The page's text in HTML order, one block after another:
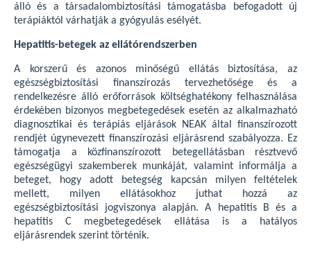
álló és a társadalombiztosítási támogatásba befogadott új
terápiáktól várhatják a gyógyulás esélyét.
Hepatitis-betegek az ellátórendszerben
A korszerű és azonos minőségű ellátás biztosítása, az
egészségbiztosítási finanszírozás tervezhetősége és a
rendelkezésre álló erőforrások költséghatékony felhasználása
érdekében bizonyos megbetegedések esetén az alkalmazható
diagnosztikai és terápiás eljárások NEAK által finanszírozott
rendjét úgynevezett finanszírozási eljárásrend szabályozza. Ez
támogatja a közfinanszírozott betegellátásban résztvevő
egészségügyi szakemberek munkáját, valamint informálja a
beteget, hogy adott betegség kapcsán milyen feltételek
mellett, milyen ellátásokhoz juthat hozzá az
egészségbiztosítási jogviszonya alapján. A hepatitis B és a
hepatitis C megbetegedések ellátása is a hatályos
eljárásrendek szerint történik.